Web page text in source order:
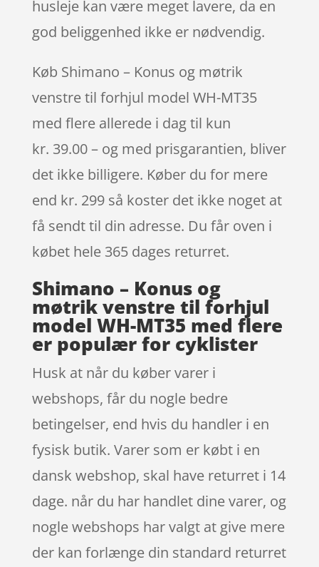
husleje kan være meget lavere, da en
god beliggenhed ikke er nødvendig.
Køb Shimano – Konus og møtrik
venstre til forhjul model WH-MT35
med flere allerede i dag til kun
kr. 39.00 – og med prisgarantien, bliver
det ikke billigere. Køber du for mere
end kr. 299 så koster det ikke noget at
få sendt til din adresse. Du får oven i
købet hele 365 dages returret.
Shimano – Konus og
møtrik venstre til forhjul
model WH-MT35 med flere
er populær for cyklister
Husk at når du køber varer i
webshops, får du nogle bedre
betingelser, end hvis du handler i en
fysisk butik. Varer som er købt i en
dansk webshop, skal have returret i 14
dage. når du har handlet dine varer, og
nogle webshops har valgt at give mere
der kan forlænge din standard returret